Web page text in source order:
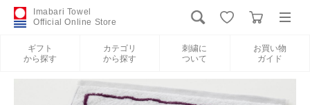
Imabari Towel
Official Online Store
ギフト
から探す
カテゴリ
から探す
刺繍に
ついて
お買い物
ガイド
新規会員登録